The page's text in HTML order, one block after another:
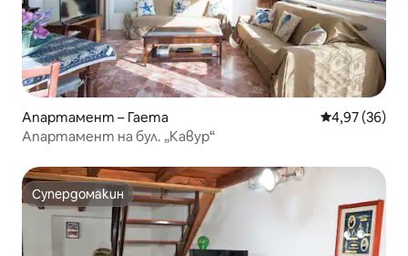
Апартамент – Гаета Средна
4,97 (36)
Апартамент на бул. „Кавур“
Супердомакин
Супердомакин